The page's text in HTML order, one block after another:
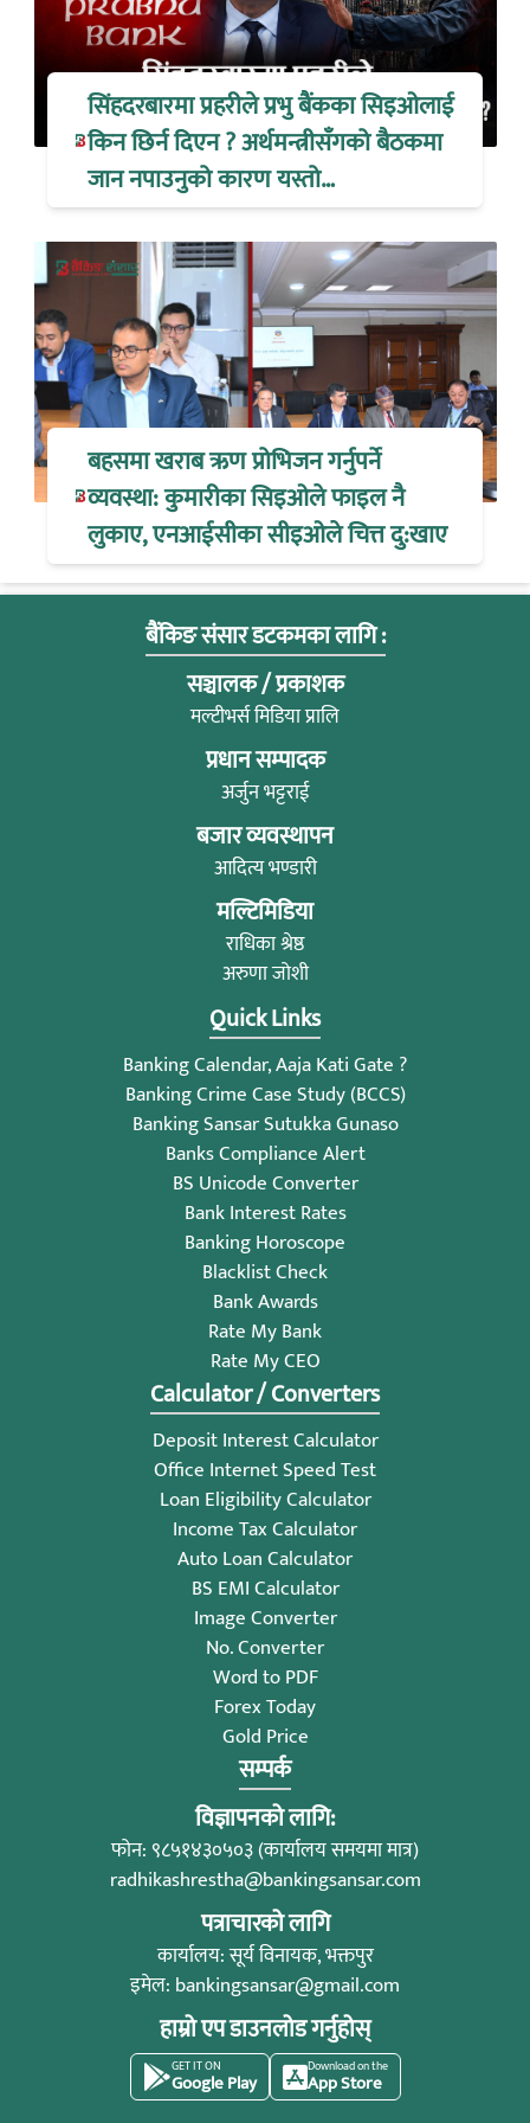
सिंहदरबारमा प्रहरीले प्रभु बैंकका सिइओलाई
किन छिर्न दिएन ? अर्थमन्त्रीसँगको बैठकमा
जान नपाउनुको कारण यस्तो…
बहसमा खराब ऋण प्रोभिजन गर्नुपर्ने
व्यवस्था: कुमारीका सिइओले फाइल नै
लुकाए, एनआईसीका सीइओले चित्त दु:खाए
बैंकिङ संसार डटकमका लागि :
सञ्चालक / प्रकाशक
मल्टीभर्स मिडिया प्रालि
प्रधान सम्पादक
अर्जुन भट्टराई
बजार व्यवस्थापन
आदित्य भण्डारी
मल्टिमिडिया
राधिका श्रेष्ठ
अरुणा जोशी
Quick Links
Banking Calendar, Aaja Kati Gate ?
Banking Crime Case Study (BCCS)
Banking Sansar Sutukka Gunaso
Banks Compliance Alert
BS Unicode Converter
Bank Interest Rates
Banking Horoscope
Blacklist Check
Bank Awards
Rate My Bank
Rate My CEO
Calculator / Converters
Deposit Interest Calculator
Office Internet Speed Test
Loan Eligibility Calculator
Income Tax Calculator
Auto Loan Calculator
BS EMI Calculator
Image Converter
No. Converter
Word to PDF
Forex Today
Gold Price
सम्पर्क
विज्ञापनको लागि:
फोन: ९८५१४३०५०३ (कार्यालय समयमा मात्र)
radhikashrestha@bankingsansar.com
पत्राचारको लागि
कार्यालय: सूर्य विनायक, भक्तपुर
इमेल: bankingsansar@gmail.com
हाम्रो एप डाउनलोड गर्नुहोस्
GET IT ON
Google Play
Download on the
App Store